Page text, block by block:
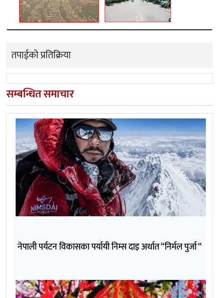
तपाईको प्रतिक्रिया
सम्बन्धित समाचार
नेपाली पर्यटन विकासका पर्यायी निम्स दाइ अर्थात “निर्मल पुर्जा “